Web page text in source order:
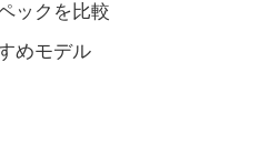
ックを比較
めモデル